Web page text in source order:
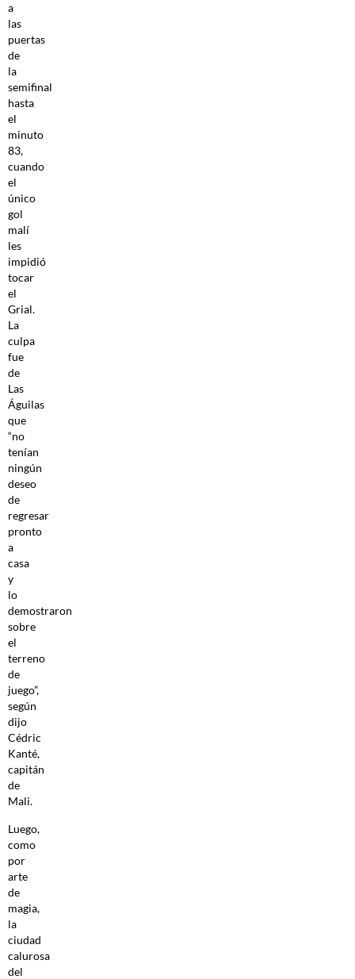
a
las
puertas
de
la
semifinal
hasta
el
minuto
83,
cuando
el
único
gol
malí
les
impidió
tocar
el
Grial.
La
culpa
fue
de
Las
Águilas
que
“no
tenían
ningún
deseo
de
regresar
pronto
a
casa
y
lo
demostraron
sobre
el
terreno
de
juego”,
según
dijo
Cédric
Kanté,
capitán
de
Mali.
Luego,
como
por
arte
de
magia,
la
ciudad
calurosa
del